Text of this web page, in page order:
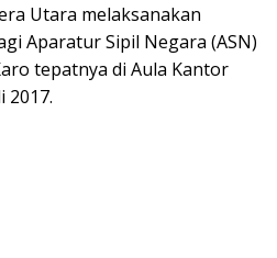
Utara melaksanakan
Aparatur Sipil Negara (ASN)
tepatnya di Aula Kantor
2017.